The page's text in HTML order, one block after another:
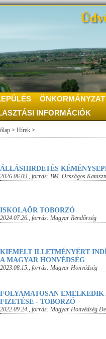
ÖNKORMÁNYZAT
INFORMÁCIÓK
> Hírek >
ÁLLÁSHIRDETÉS
2026.06.09., forrás: BM. Országos
ISKOLAŐR TOBORZÓ
2024.07.26., forrás: Magyar Rendőrség
KIEMELT ILLETMÉNYÉRT
A MAGYAR HONVÉDSÉG
2023.08.15., forrás: Magyar Honvédség
FOLYAMATOSAN EMELKEDIK
FIZETÉSE - TOBORZÓ
2022.09.24., forrás: Magyar Honvédség